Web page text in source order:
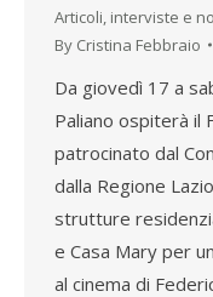
Articoli, interviste e
By Cristina Febbraio
Da giovedì 17 a
Paliano ospiterà il
patrocinato dal
dalla Regione
strutture
e Casa Mary per
al cinema di